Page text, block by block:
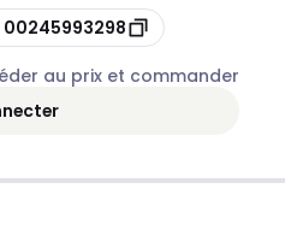
00245993298
au prix et commander